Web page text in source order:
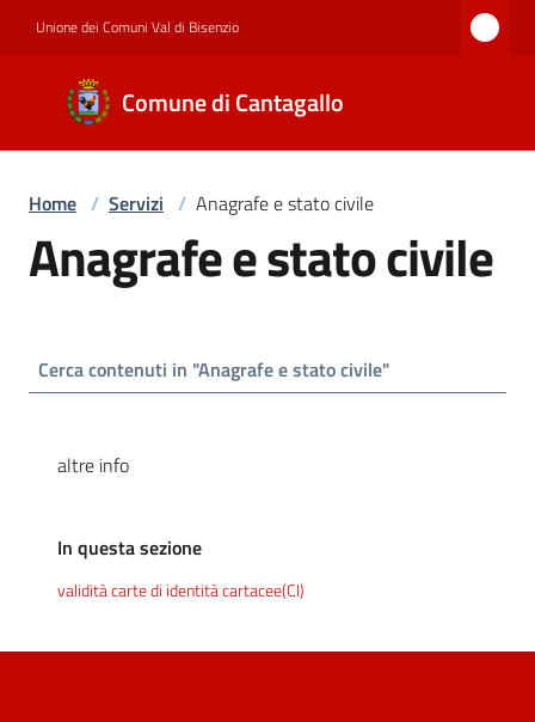
Unione dei Comuni Val di Bisenzio
Comune di Cantagallo
Comune di
Cantagallo
Amministrazione
Home / Servizi / Anagrafe e stato civile
Anagrafe e stato civile
altre info
In questa sezione
validità carte di identità cartacee(CI)